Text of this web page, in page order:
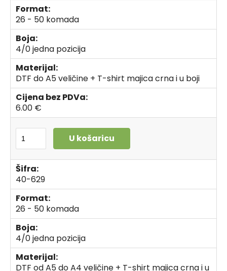
Format:
26 - 50 komada
Boja:
4/0 jedna pozicija
Materijal:
DTF do A5 veličine + T-shirt majica crna i u boji
Cijena bez PDVa:
6.00 €
U košaricu
Šifra:
40-629
Format:
26 - 50 komada
Boja:
4/0 jedna pozicija
Materijal:
DTF od A5 do A4 veličine + T-shirt majica crna i u